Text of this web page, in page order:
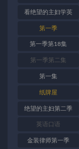
看绝望的主妇学英
语
第一季
第一季第18集
第一季第二集
第一集
纸牌屋
绝望的主妇第二季
英语口语
金装律师第一季